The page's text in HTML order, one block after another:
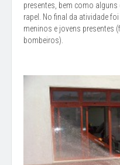
presentes, bem como
rapel. No final da atividade
meninos e jovens presentes
bombeiros).